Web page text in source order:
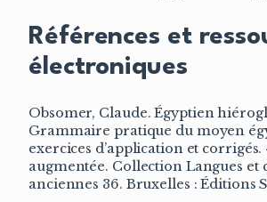
Références et
électroniques
Obsomer, Claude. Égyptien
Grammaire pratique du moyen
exercices d’application et corrigés.
augmentée. Collection Langues et
anciennes 36. Bruxelles : Éditions